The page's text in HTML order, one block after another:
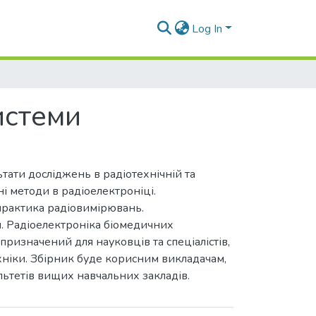
Log In
досліджень в радіотехнічній та
методи в радіоелектроніці.
радіовимірювань.
Радіоелектроніка біомедичних
для науковців та спеціалістів,
Збірник буде корисним викладачам,
вищих навчальних закладів.